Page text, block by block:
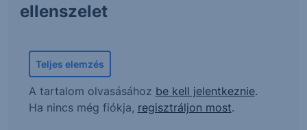
ellenszelet
Teljes elemzés
A tartalom olvasásához be kell jelentkeznie.
Ha nincs még fiókja, regisztráljon most.